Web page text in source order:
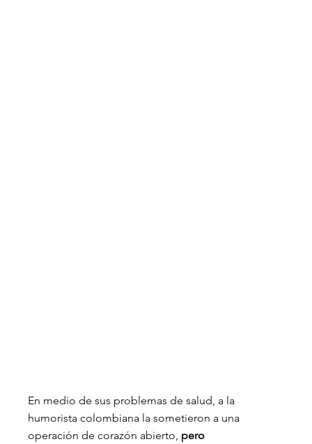
En medio de sus problemas de salud, a la
humorista colombiana la sometieron a una
operación de corazón abierto, pero